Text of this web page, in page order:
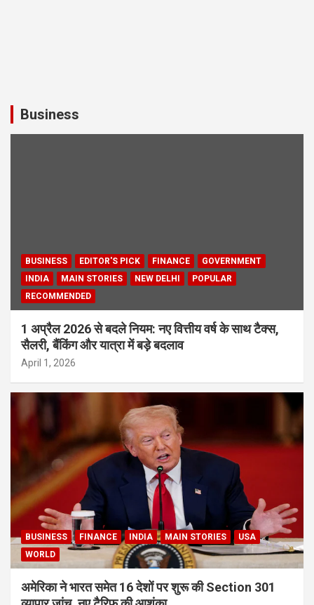
Business
BUSINESS EDITOR'S PICK FINANCE
GOVERNMENT
INDIA
MAIN STORIES NEW DELHI
POPULAR
RECOMMENDED
1 अप्रैल 2026 से बदले नियम: नए वित्तीय वर्ष के साथ टैक्स,
सैलरी, बैंकिंग और यात्रा में बड़े बदलाव
April 1, 2026
BUSINESS FINANCE INDIA MAIN STORIES
USA
WORLD
अमेरिका ने भारत समेत 16 देशों पर शुरू की Section 301